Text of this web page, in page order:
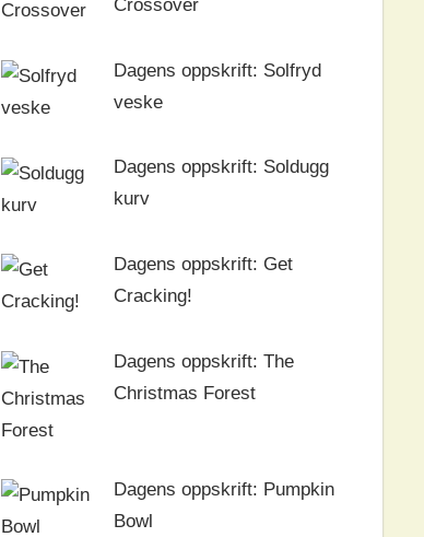
Crossover
Dagens oppskrift: Solfryd
veske
Dagens oppskrift: Soldugg
kurv
Dagens oppskrift: Get
Cracking!
Dagens oppskrift: The
Christmas Forest
Dagens oppskrift: Pumpkin
Bowl